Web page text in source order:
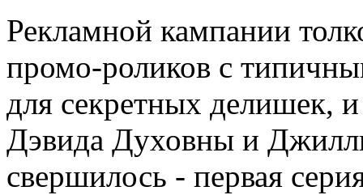
Рекламной кампании
промо-роликов с
для секретных делишек,
Дэвида Духовны и
свершилось - первая